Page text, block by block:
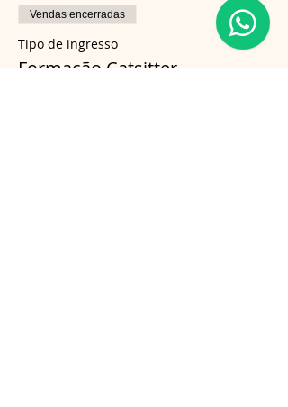
Vendas encerradas
Tipo de ingresso
Formação Catsitter